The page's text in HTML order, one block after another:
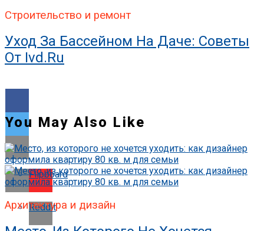
Строительство и ремонт
Уход За Бассейном На Даче: Советы
От Ivd.ru
Flipboard
Reddit
You May Also Like
Архитектура и дизайн